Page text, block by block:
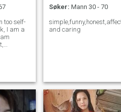
too self-
I am a
a man,
Søker: Mann 30 - 70
and caring